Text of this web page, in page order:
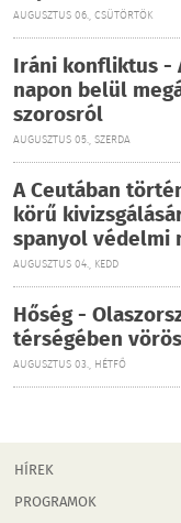
AUGUSZTUS 06., CSÜTÖRTÖK
Iráni konfliktus -
napon belül
szorosról
AUGUSZTUS 05., SZERDA
A Ceutában
körű
spanyol védelmi
AUGUSZTUS 04., KEDD
Hőség -
térségében
AUGUSZTUS 03., HÉTFŐ
HÍREK
PROGRAMOK